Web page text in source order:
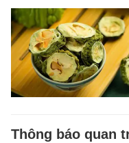
Thông báo quan